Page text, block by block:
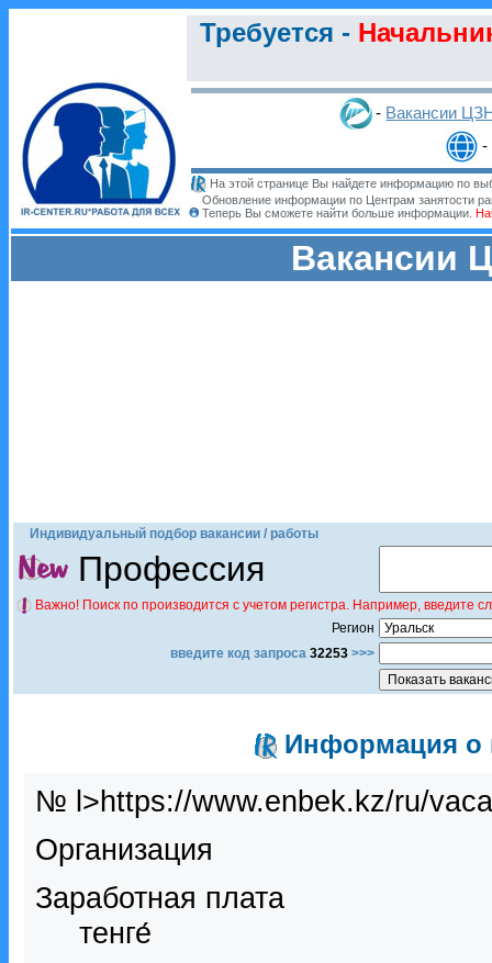
Требуется -
- Вакансии
-
На этой странице Вы найдете информацию по
Обновление информации по Центрам занятости
Теперь Вы сможете найти больше информации.
Вакансии
Индивидуальный подбор вакансии / работы
Профессия
Важно! Поиск по производится с учетом регистра. Например,
Регион
введите код запроса 32253 >>>
Информация о
№ l>https://www.enbek.kz/ru/
Организация
Заработная плата
тенге́